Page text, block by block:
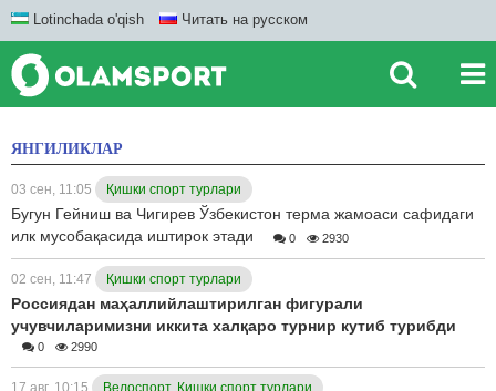
Lotinchada o'qish Читать на русском
ЯНГИЛИКЛАР
03 сен, 11:05 Қишки спорт турлари
Бугун Гейниш ва Чигирев Ўзбекистон терма жамоаси сафидаги
илк мусобақасида иштирок этади
0 2930
02 сен, 11:47 Қишки спорт турлари
Россиядан маҳаллийлаштирилган фигурали
учувчиларимизни иккита халқаро турнир кутиб турибди
0 2990
17 авг, 10:15 Велоспорт, Қишки спорт турлари